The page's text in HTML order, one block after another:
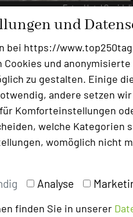
und
bei https://
und
zu gestalten. Einige
andere setzen
Komforteinstellungen
welche Kategorien
womöglich nicht
Analyse
finden Sie in unserer
Foto: Hotel
erwartet Sie unsere
– der ideale Ort für
des Alltags bieten wir
fließen.
auf der Bioland-
tauchen Sie ein in
einzigartige Erfahrung
eine versteckte
Bauern in Ihnen und